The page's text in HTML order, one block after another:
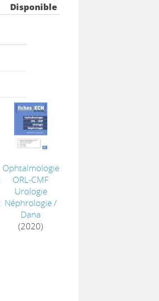
Disponible
Ophtalmologie
ORL-CMF
Urologie
Néphrologie/
Dana
(2020)